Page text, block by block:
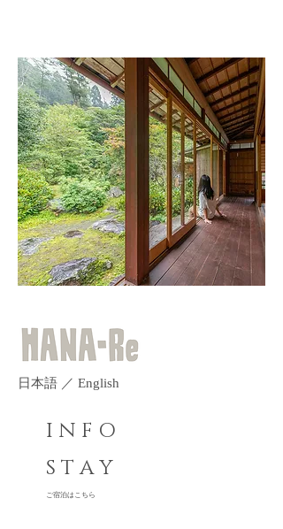
日本語 ／ English
I N F O
S T A Y
ご宿泊はこちら